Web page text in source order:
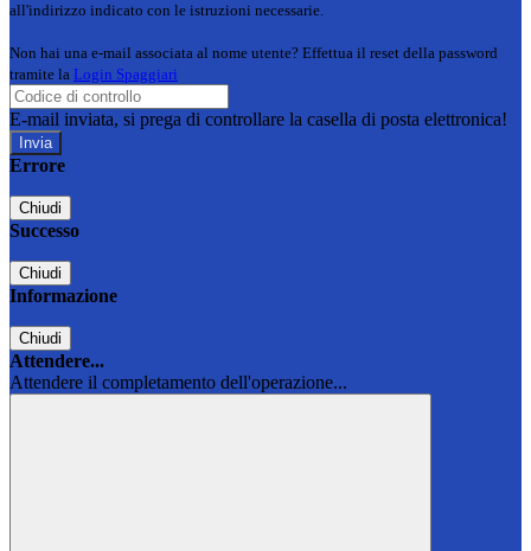
all'indirizzo indicato con le istruzioni necessarie.
Non hai una e-mail associata al nome utente? Effettua il reset della password
tramite la Login Spaggiari
E-mail inviata, si prega di controllare la casella di posta elettronica!
Errore
Chiudi
Successo
Chiudi
Informazione
Chiudi
Attendere...
Attendere il completamento dell'operazione...